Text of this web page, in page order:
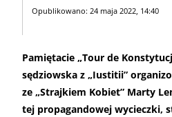
Opublikowano: 24 maja 2022, 14:40
Pamiętacie „Tour de
sędziowska z „Iustitii”
ze „Strajkiem Kobiet” Marty
tej propagandowej wycieczki,